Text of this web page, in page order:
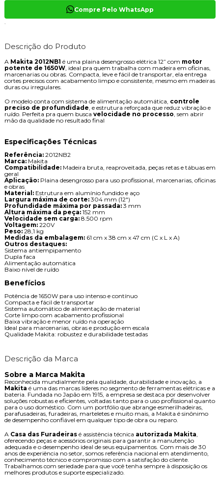
Compre Pelo WhatsApp
.
Descrição do Produto
A Makita 2012NB1 é uma plaina desengrosso elétrica 12” com motor
potente de 1650W, ideal pra quem trabalha com madeira em oficinas,
marcenarias ou obras. Compacta, leve e fácil de transportar, ela entrega
cortes precisos com acabamento limpo e consistente, mesmo em madeiras
duras ou irregulares.
O modelo conta com sistema de alimentação automática, controle
preciso de profundidade, e estrutura reforçada que reduz vibração e
ruído. Perfeita pra quem busca velocidade no processo, sem abrir
mão da qualidade no resultado final
Especificações Técnicas
Referência:2012NB2
Marca:Makita
Compatibilidade:Madeira bruta, reaproveitada, peças retas e tábuas em
geral
Aplicação:Plaina desengrosso para uso profissional, marcenarias, oficinas
e obras
Material:Estrutura em alumínio fundido e aço
Largura máxima de corte:304 mm (12")
Profundidade máxima por passada:3 mm
Altura máxima da peça:152 mm
Velocidade sem carga:8.500 rpm
Voltagem:220V
Peso:28,1 kg
Medidas da embalagem:61 cm x 38 cm x 47 cm (C x L x A)
Outros destaques:
Sistema antiempipamento
Dupla faca
Alimentação automática
Baixo nível de ruído
Benefícios
Potência de 1650W para uso intenso e contínuo
Compacta e fácil de transportar
Sistema automático de alimentação de material
Corte limpo com acabamento profissional
Baixa vibração e menor ruído na operação
Ideal para marcenarias, obras e produção em escala
Qualidade Makita: robustez e durabilidade testadas
Descrição da Marca
Sobre a Marca Makita
Reconhecida mundialmente pela qualidade, durabilidade e inovação, a
Makita é uma das marcas líderes no segmento de ferramentas elétricas e a
bateria. Fundada no Japão em 1915, a empresa se destaca por desenvolver
soluções robustas e eficientes, voltadas tanto para o uso profissional quanto
para o uso doméstico. Com um portfólio que abrange esmerilhadeiras,
parafusadeiras, furadeiras, marteletes e muito mais, a Makita é sinônimo
de desempenho confiável em qualquer tipo de obra ou reparo.
A Casa das Furadeirasé assistência técnica autorizada Makita,
oferecendo peças e acessórios originais para garantir a manutenção
adequada e o desempenho ideal de seus equipamentos. Com mais de 30
anos de experiência no setor, somos referência nacional em atendimento,
conhecimento técnico e compromisso com a satisfação do cliente.
Trabalhamos com seriedade para que você tenha sempre à disposição os
melhores produtos e suporte especializado.